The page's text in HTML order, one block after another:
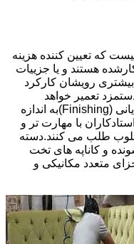
که تعیین کننده هزینه
هستند و یا جزییات
بیشتری رویشان کارکرد
تعمیر خواهد
بود.برخی کارهای ظریف تر در مرحله پایانی (Finishing)به اندازه
با مهارت تر و
طلب می کنند.دسته
و کاناپه های تخت
متعدد مکانیکی و